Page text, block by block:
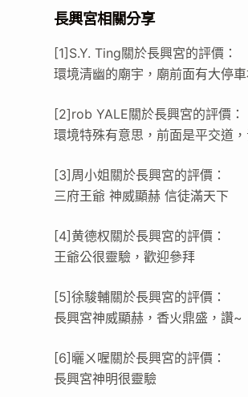
長興宮相關分享
[1]S.Y. Ting關於長興宮的評價：
環境清幽的廟宇，廟前面有大停車
[2]rob YALE關於長興宮的評價：
環境特殊有意思，前面是平交道
[3]周小姐關於長興宮的評價：
三府王爺 神威顯赫 信徒滿天下
[4]黄德权關於長興宮的評價：
王爺公很靈驗，歡迎參拜
[5]徐駿輔關於長興宮的評價：
長興宮神威顯赫，香火鼎盛，讚~
[6]曬ㄨ喔關於長興宮的評價：
長興宮神明很靈驗